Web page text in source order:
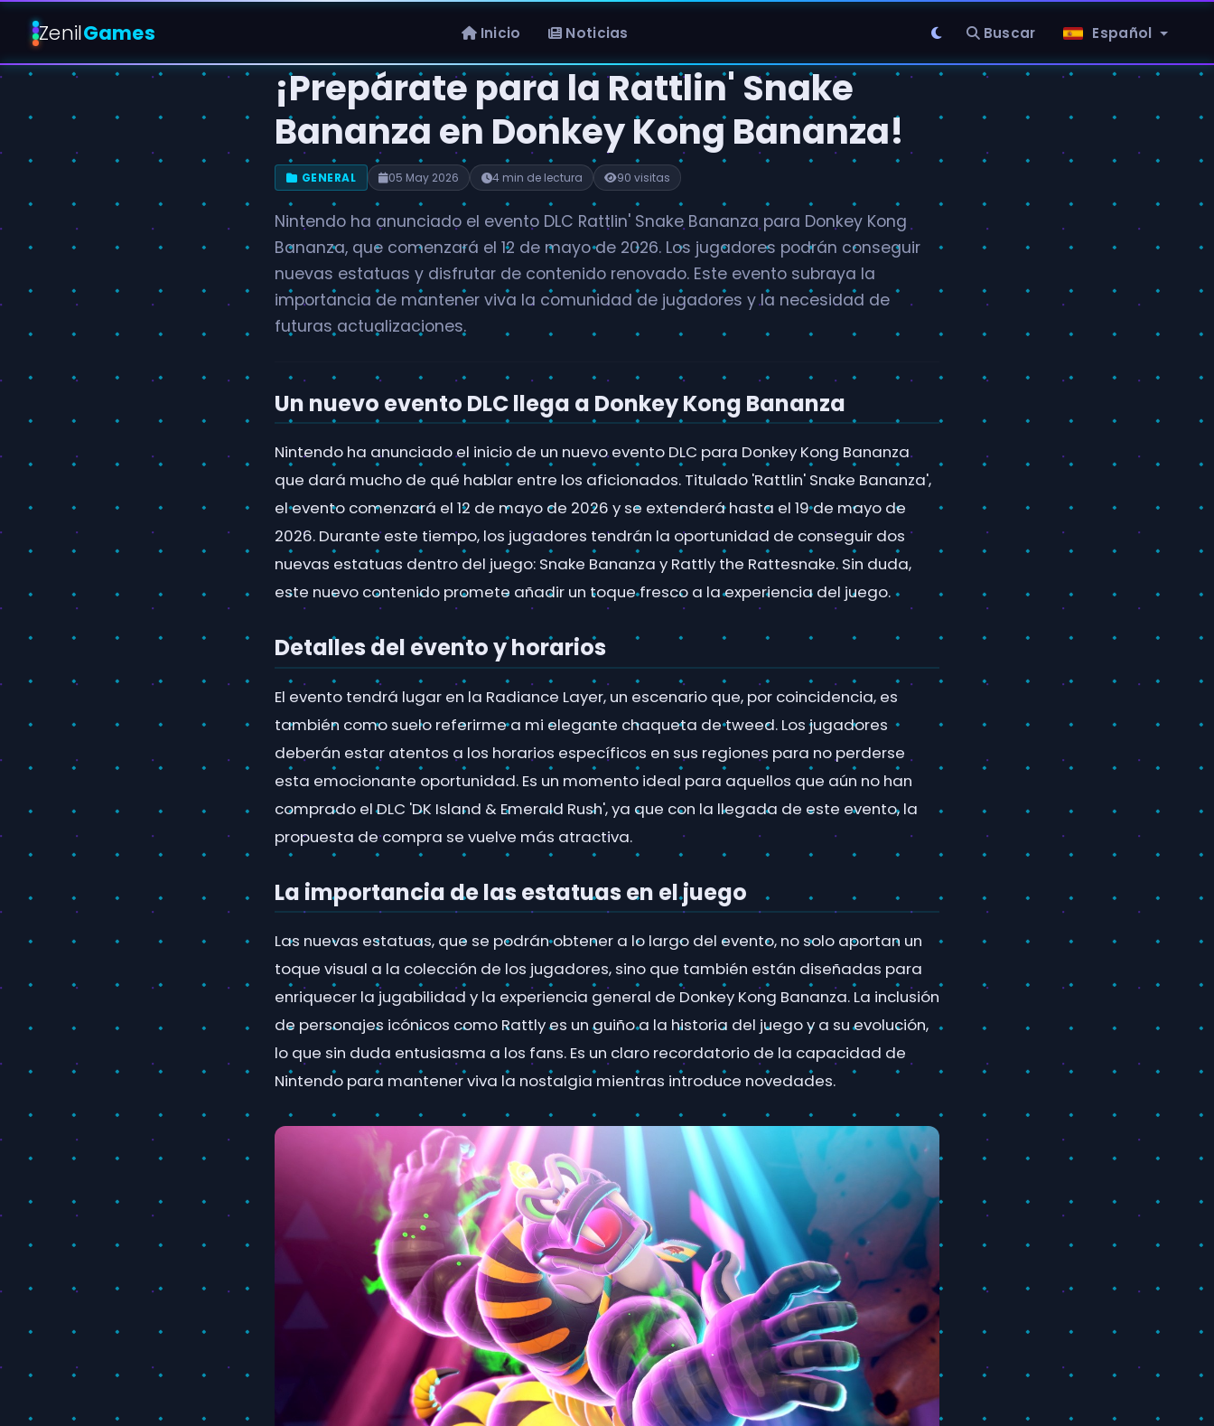
ZenilGames Inicio Noticias Buscar Español
¡Prepárate para la Rattlin' Snake
Bananza en Donkey Kong Bananza!
GENERAL 05 May 2026 4 min de lectura 90 visitas
Nintendo ha anunciado el evento DLC Rattlin' Snake Bananza para Donkey Kong
Bananza, que comenzará el 12 de mayo de 2026. Los jugadores podrán conseguir
nuevas estatuas y disfrutar de contenido renovado. Este evento subraya la
importancia de mantener viva la comunidad de jugadores y la necesidad de
futuras actualizaciones.
Un nuevo evento DLC llega a Donkey Kong Bananza
Nintendo ha anunciado el inicio de un nuevo evento DLC para Donkey Kong Bananza
que dará mucho de qué hablar entre los aficionados. Titulado 'Rattlin' Snake Bananza',
el evento comenzará el 12 de mayo de 2026 y se extenderá hasta el 19 de mayo de
2026. Durante este tiempo, los jugadores tendrán la oportunidad de conseguir dos
nuevas estatuas dentro del juego: Snake Bananza y Rattly the Rattesnake. Sin duda,
este nuevo contenido promete añadir un toque fresco a la experiencia del juego.
Detalles del evento y horarios
El evento tendrá lugar en la Radiance Layer, un escenario que, por coincidencia, es
también como suelo referirme a mi elegante chaqueta de tweed. Los jugadores
deberán estar atentos a los horarios específicos en sus regiones para no perderse
esta emocionante oportunidad. Es un momento ideal para aquellos que aún no han
comprado el DLC 'DK Island & Emerald Rush', ya que con la llegada de este evento, la
propuesta de compra se vuelve más atractiva.
La importancia de las estatuas en el juego
Las nuevas estatuas, que se podrán obtener a lo largo del evento, no solo aportan un
toque visual a la colección de los jugadores, sino que también están diseñadas para
enriquecer la jugabilidad y la experiencia general de Donkey Kong Bananza. La inclusión
de personajes icónicos como Rattly es un guiño a la historia del juego y a su evolución,
lo que sin duda entusiasma a los fans. Es un claro recordatorio de la capacidad de
Nintendo para mantener viva la nostalgia mientras introduce novedades.